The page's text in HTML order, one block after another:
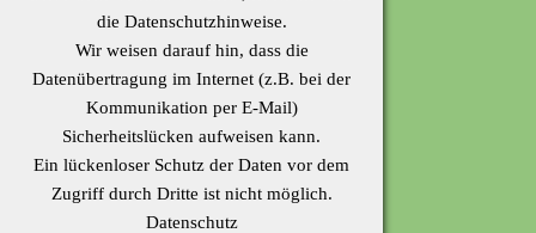
die Datenschutzhinweise.
Wir weisen darauf hin, dass die
Datenübertragung im Internet (z.B. bei der
Kommunikation per E-Mail)
Sicherheitslücken aufweisen kann.
Ein lückenloser Schutz der Daten vor dem
Zugriff durch Dritte ist nicht möglich.
Datenschutz